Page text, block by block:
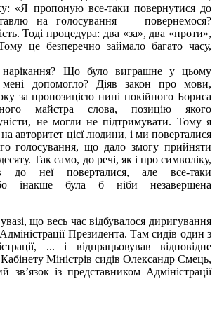
«Я пропоную все-таки повернутися до
на голосування — повернемося?
Тоді процедура: два «за», два «проти»,
це безперечно займало багато часу,
Що було виграшне у цьому
допомогло? Діяв закон про мови,
за пропозицією нині покійного Бориса
майстра слова, позицію якого
не могли не підтримувати. Тому я
авторитет цієї людини, і ми поверталися
голосування, що дало змогу прийняти
Так само, до речі, як і про символіку,
до неї поверталися, але все-таки
інакше була б ніби незавершена
що весь час відбувалося диригування
Президента. Там сидів один з
... і відпрацьовував відповідне
Міністрів сидів Олександр Ємець,
зв’язок із представником Адміністрації